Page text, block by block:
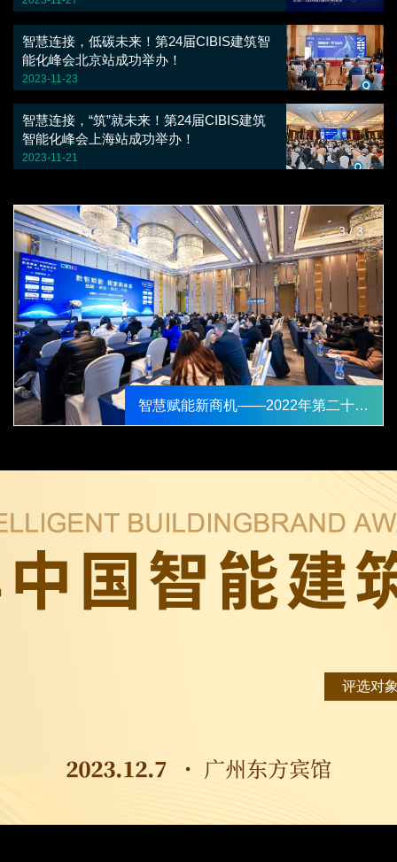
15 : 50 -- 16 : 10
以自主力量开启数据中心网络基础建设新篇章
同方股份 技术经理 孟超
16 : 10 -- 16 : 30
如何构建高质量网络布线系统
16 : 30 -- 17 : 00
从空间演进看建筑智能化技术未来应用
千家智客 创始人& CEO 向忠宏
17 : 00 -- 17 : 30
圆桌论坛：新形势下建筑智能化行业面临的机遇与挑战
互动嘉宾：专家及企业代表
17:30
智慧连接，低碳未来！第24届CIBIS建筑智
能化峰会北京站成功举办！
2023-11-23
智慧连接，“筑”就未来！第24届CIBIS建筑
智能化峰会上海站成功举办！
2023-11-21
3/3
智慧赋能新商机——2022年第二十三届中国国际建筑智能化峰会成都站圆满举办！
评选对